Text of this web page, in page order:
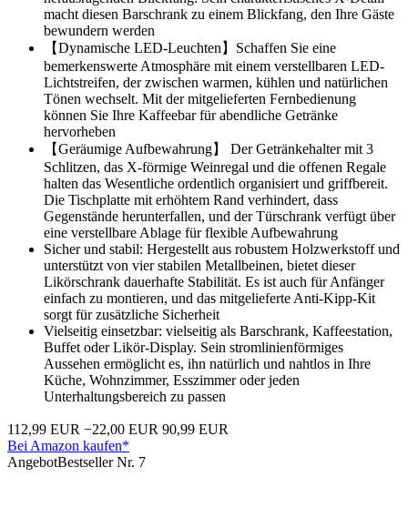
macht diesen Barschrank zu einem Blickfang, den Ihre Gäste
bewundern werden
【Dynamische LED-Leuchten】Schaffen Sie eine
bemerkenswerte Atmosphäre mit einem verstellbaren LED-
Lichtstreifen, der zwischen warmen, kühlen und natürlichen
Tönen wechselt. Mit der mitgelieferten Fernbedienung
können Sie Ihre Kaffeebar für abendliche Getränke
hervorheben
【Geräumige Aufbewahrung】 Der Getränkehalter mit 3
Schlitzen, das X-förmige Weinregal und die offenen Regale
halten das Wesentliche ordentlich organisiert und griffbereit.
Die Tischplatte mit erhöhtem Rand verhindert, dass
Gegenstände herunterfallen, und der Türschrank verfügt über
eine verstellbare Ablage für flexible Aufbewahrung
Sicher und stabil: Hergestellt aus robustem Holzwerkstoff und
unterstützt von vier stabilen Metallbeinen, bietet dieser
Likörschrank dauerhafte Stabilität. Es ist auch für Anfänger
einfach zu montieren, und das mitgelieferte Anti-Kipp-Kit
sorgt für zusätzliche Sicherheit
Vielseitig einsetzbar: vielseitig als Barschrank, Kaffeestation,
Buffet oder Likör-Display. Sein stromlinienförmiges
Aussehen ermöglicht es, ihn natürlich und nahtlos in Ihre
Küche, Wohnzimmer, Esszimmer oder jeden
Unterhaltungsbereich zu passen
112,99 EUR −22,00 EUR 90,99 EUR
Bei Amazon kaufen*
AngebotBestseller Nr. 7